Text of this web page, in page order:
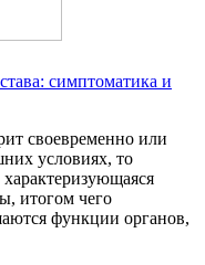
симптоматика и
своевременно или
условиях, то
итогом чего
функции органов,